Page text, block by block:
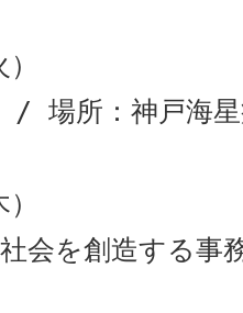
/ 場所：神戸海
会を創造する事